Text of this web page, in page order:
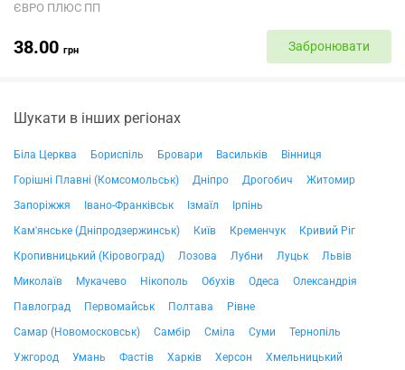
ЄВРО ПЛЮС ПП
38.00 грн Забронювати
Шукати в інших регіонах
Біла Церква Бориспіль Бровари Васильків
Вінниця
Горішні Плавні (Комсомольськ)
Дніпро Дрогобич
Житомир
Запоріжжя
Івано-Франківськ Ізмаїл
Ірпінь
Кам'янське (Дніпродзержинськ)
Київ Кременчук
Кривий Ріг
Кропивницький (Кіровоград)
Лозова Лубни Луцьк
Львів
Миколаїв
Мукачево Нікополь Обухів Одеса
Олександрія
Павлоград
Первомайськ Полтава
Рівне
Самар (Новомосковськ)
Самбір Сміла Суми
Тернопіль
Ужгород
Умань Фастів Харків Херсон
Хмельницький